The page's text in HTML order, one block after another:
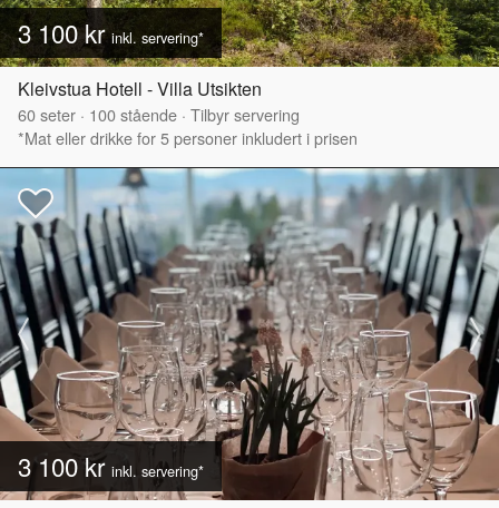
3 100 krinkl. servering*
Kleivstua Hotell - Villa Utsikten
60seter · 100stående · Tilbyr servering
*Mat eller drikke for 5 personer inkludert i prisen
3 100 kr inkl. servering*